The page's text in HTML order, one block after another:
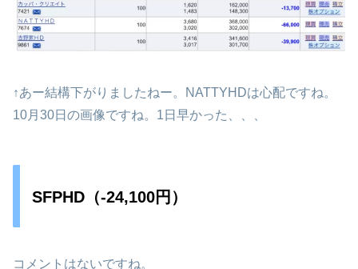
↑あー結構下がりましたねー。NATTYHDは心配ですね。
10月30日の画像ですね。1日早かった、、、
SFPHD（-24,100円）
コメントはないですね。